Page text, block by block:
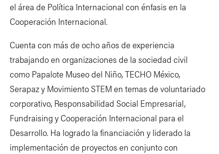
el área de Política Internacional con énfasis en la
Cooperación Internacional.
Cuenta con más de ocho años de experiencia
trabajando en organizaciones de la sociedad civil
como Papalote Museo del Niño, TECHO México,
Serapaz y Movimiento STEM en temas de voluntariado
corporativo, Responsabilidad Social Empresarial,
Fundraising y Cooperación Internacional para el
Desarrollo. Ha logrado la financiación y liderado la
implementación de proyectos en conjunto con